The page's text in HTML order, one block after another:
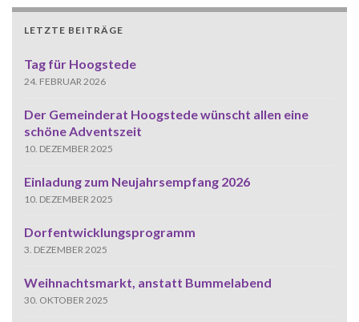
LETZTE BEITRÄGE
Tag für Hoogstede
24. FEBRUAR 2026
Der Gemeinderat Hoogstede wünscht allen eine
schöne Adventszeit
10. DEZEMBER 2025
Einladung zum Neujahrsempfang 2026
10. DEZEMBER 2025
Dorfentwicklungsprogramm
3. DEZEMBER 2025
Weihnachtsmarkt, anstatt Bummelabend
30. OKTOBER 2025